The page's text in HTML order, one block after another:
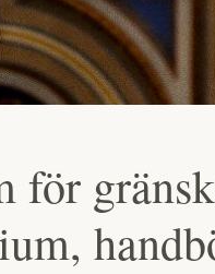
för